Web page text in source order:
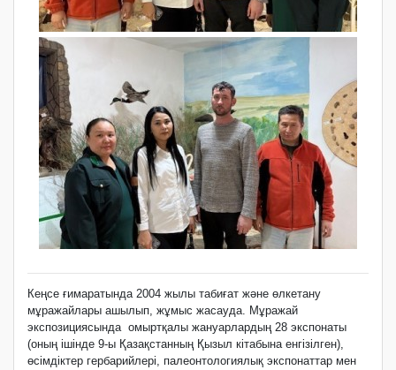
Кеңсе ғимаратында 2004 жылы табиғат және өлкетану
мұражайлары ашылып, жұмыс жасауда. Мұражай
экспозициясында омыртқалы жануарлардың 28 экспонаты
(оның ішінде 9-ы Қазақстанның Қызыл кітабына енгізілген),
өсімдіктер гербарийлері, палеонтологиялық экспонаттар мен